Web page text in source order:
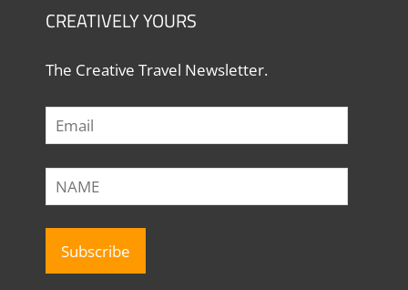
CREATIVELY YOURS
The Creative Travel Newsletter.